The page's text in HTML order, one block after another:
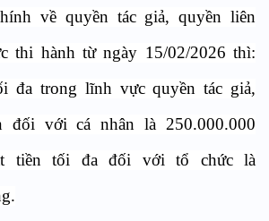
về quyền tác giả, quyền liên
thi hành từ ngày 15/02/2026 thì:
đa trong lĩnh vực quyền tác giả,
đối với cá nhân là 250.000.000
tiền tối đa đối với tổ chức là